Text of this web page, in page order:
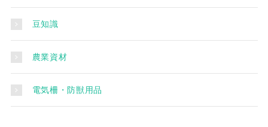
豆知識
農業資材
電気柵・防獣用品